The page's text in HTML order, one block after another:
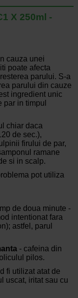
X 250ml -
cauza unei
poate afecta
parului. S-a
parului din cauze
ingredient unic
in timpul
chiar daca
de sec.),
firului de par,
ramane
si in scalp.
pot utiliza
de doua minute -
intentionat fara
astfel, parul
- cafeina din
pilos.
fi utilizat atat de
uscat, iritat sau cu